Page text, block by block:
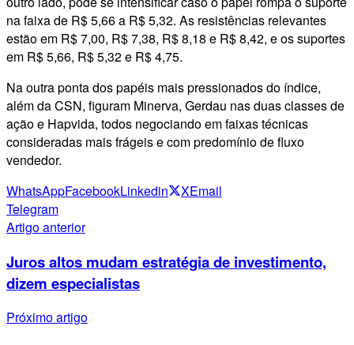
na faixa de R$ 5,66 a R$ 5,32. As resistências relevantes
estão em R$ 7,00, R$ 7,38, R$ 8,18 e R$ 8,42, e os suportes
em R$ 5,66, R$ 5,32 e R$ 4,75.
Na outra ponta dos papéis mais pressionados do índice,
além da CSN, figuram Minerva, Gerdau nas duas classes de
ação e Hapvida, todos negociando em faixas técnicas
consideradas mais frágeis e com predomínio de fluxo
vendedor.
WhatsAppFacebookLinkedin XEmail
Telegram
Artigo anterior
Juros altos mudam estratégia de investimento,
dizem especialistas
Próximo artigo